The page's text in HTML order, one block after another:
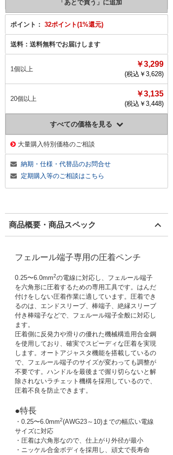
ポイント： 32ポイント(1%還元)
送料： 送料無料でお届けします
1個以上
￥3,299
(税込￥ 3,628)
20個以上
￥3,135
(税込￥ 3,448)
すべての価格を見る
大量購入特別価格のご相談
納期・仕様・代替品のお問合せ
定期購入等のご相談はこちら
商品概要・商品スペック
フェルール端子専用の圧着ペンチ
0.25〜6.0mm2の電線に対応し、フェルール端子
を六角形に圧着するための専用工具です。はんだ
付けをしない圧着作業に適しています。圧着でき
るのは、エンドスリーブ、棒端子、絶縁スリーブ
付き棒端子などで、フェルール端子全般に対応し
ます。
圧着側に反発力や滑りの優れた機械構造用合金鋼
を使用しており、確実でスピーディな圧着を実現
します。オートアジャスタ機能を搭載しているの
で、フェルール端子のサイズが変わっても調整が
不要です。ハンドルを最後まで握り切らないと解
除されないラチェット機構を採用しているので、
圧着不良を防止できます。
●特長
・0.25〜6.0mm2(AWG23～10)までの幅広い電線
サイズに対応
・圧着は六角形なので、仕上がり外径が最小
・ニッケル合金ボディを採用し、頑丈で長寿命